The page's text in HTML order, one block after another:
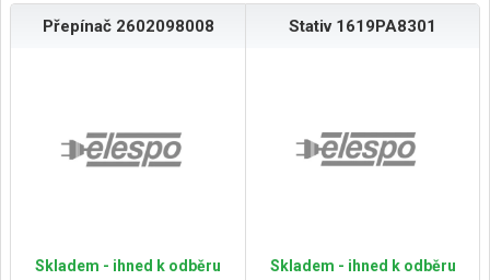
Přepínač 2602098008
Skladem - ihned k odběru
Stativ 1619PA8301
Skladem - ihned k odběru